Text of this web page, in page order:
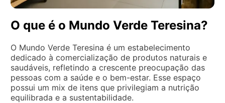
O que é o Mundo Verde Teresina?
O Mundo Verde Teresina é um estabelecimento
dedicado à comercialização de produtos naturais e
saudáveis, refletindo a crescente preocupação das
pessoas com a saúde e o bem-estar. Esse espaço
possui um mix de itens que privilegiam a nutrição
equilibrada e a sustentabilidade.